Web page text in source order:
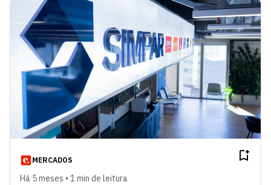
MERCADOS
Há 5 meses • 1 min de leitura